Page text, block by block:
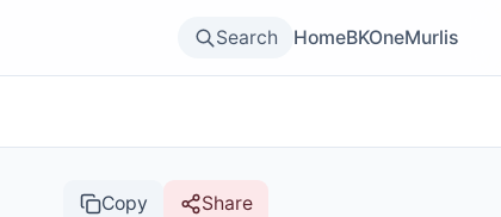
Search HomeBKOneMurlis
Copy Share